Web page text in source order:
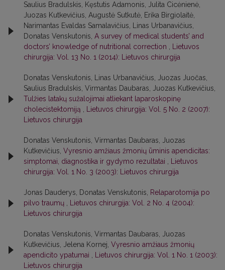
Saulius Bradulskis, Kęstutis Adamonis, Julita Cicėnienė,
Juozas Kutkevičius, Augustė Sutkutė, Erika Birgiolaitė,
Narimantas Evaldas Samalavičius, Linas Urbanavičius,
Donatas Venskutonis, A survey of medical students’ and
doctors’ knowledge of nutritional correction
Lietuvos
chirurgija: Vol. 13 No. 1 (2014): Lietuvos chirurgija
Donatas Venskutonis, Linas Urbanavičius, Juozas Juočas,
Saulius Bradulskis, Virmantas Daubaras, Juozas Kutkevičius,
Tulžies latakų sužalojimai atliekant laparoskopinę
cholecistektomiją
Lietuvos chirurgija: Vol. 5 No. 2 (2007):
Lietuvos chirurgija
Donatas Venskutonis, Virmantas Daubaras, Juozas
Kutkevičius, Vyresnio amžiaus žmonių ūminis apendicitas:
simptomai, diagnostika ir gydymo rezultatai
Lietuvos
chirurgija: Vol. 1 No. 3 (2003): Lietuvos chirurgija
Jonas Dauderys, Donatas Venskutonis,
Relaparotomija po
pilvo traumų
Lietuvos chirurgija: Vol. 2 No. 4 (2004):
Lietuvos chirurgija
Donatas Venskutonis, Virmantas Daubaras, Juozas
Kutkevičius, Jelena Kornej, Vyresnio amžiaus žmonių
apendicito ypatumai
Lietuvos chirurgija: Vol. 1 No. 1 (2003):
Lietuvos chirurgija